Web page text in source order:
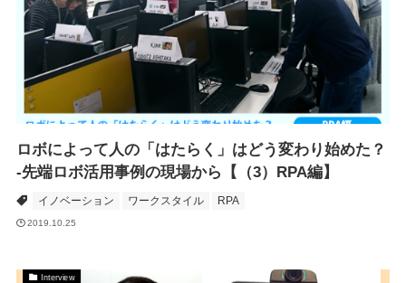
ロボによって人の「はたらく」はどう変わり始めた？
-先端ロボ活用事例の現場から【（3）RPA編】
イノベーション ワークスタイル RPA
2019.10.25
Interview